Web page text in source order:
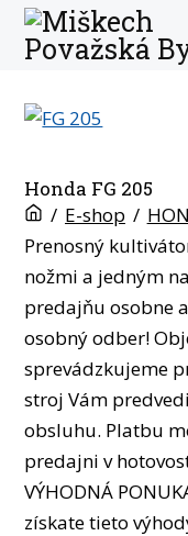
Honda FG 205
/ E-shop /
Prenosný
nožmi a jedným
predajňu osobne
osobný odber!
sprevádzkujeme
stroj Vám
obsluhu. Platbu
predajni v
VÝHODNÁ
získate tieto